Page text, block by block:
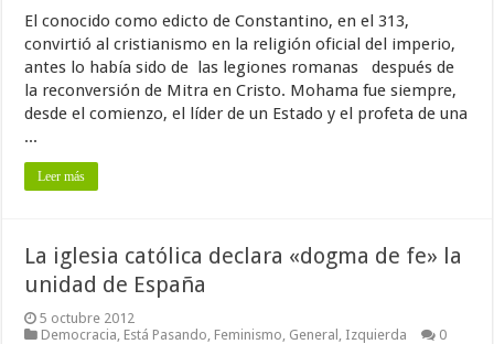
El conocido como edicto de Constantino, en el 313,
convirtió al cristianismo en la religión oficial del imperio,
antes lo había sido de las legiones romanas después de
la reconversión de Mitra en Cristo. Mohama fue siempre,
desde el comienzo, el líder de un Estado y el profeta de una
...
Leer más
La iglesia católica declara «dogma de fe» la
unidad de España
5 octubre 2012
Democracia Está Pasando Feminismo General Izquierda 0